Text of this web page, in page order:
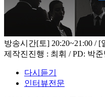
방송시간[토] 20:20~21:00 / [
제작진진행 : 최휘 / PD: 박
다시듣기
인터뷰전문